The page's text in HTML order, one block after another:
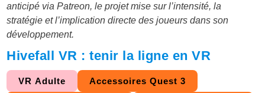
anticipé via Patreon, le projet mise sur l’intensité, la
stratégie et l’implication directe des joueurs dans son
développement.
Hivefall VR : tenir la ligne en VR
VR Adulte Accessoires Quest 3